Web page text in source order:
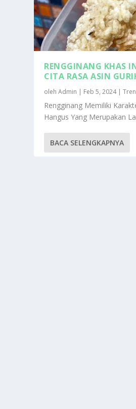
RENGGINANG KHAS
CITA RASA ASIN
olehAdmin | Feb 5, 2024|
Rengginang Memiliki
Hangus Yang Merupakan
BACA SELENGKAPNYA